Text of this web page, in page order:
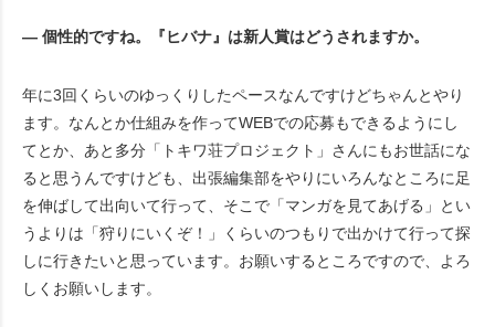
― 個性的ですね。『ヒバナ』は新人賞はどうされますか。
年に3回くらいのゆっくりしたペースなんですけどちゃんとやり
ます。なんとか仕組みを作ってWEBでの応募もできるようにし
てとか、あと多分「トキワ荘プロジェクト」さんにもお世話にな
ると思うんですけども、出張編集部をやりにいろんなところに足
を伸ばして出向いて行って、そこで「マンガを見てあげる」とい
うよりは「狩りにいくぞ！」くらいのつもりで出かけて行って探
しに行きたいと思っています。お願いするところですので、よろ
しくお願いします。